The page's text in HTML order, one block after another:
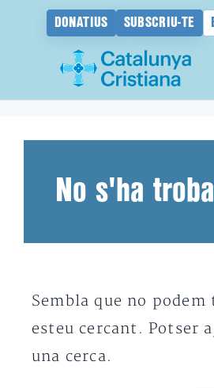
DONATIUS SUBSCRIU-TE
No s'ha
Sembla que no podem
esteu cercant. Potser
una cerca.